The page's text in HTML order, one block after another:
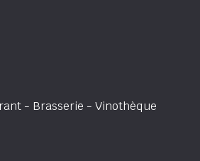
- Brasserie - Vinothèque